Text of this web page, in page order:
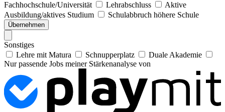
Fachhochschule/Universität
Lehrabschluss
Aktive
Ausbildung/aktives Studium
Schulabbruch höhere Schule
Übernehmen
Sonstiges
Lehre mit Matura
Schnupperplatz
Duale Akademie
Nur passende Jobs meiner Stärkenanalyse von